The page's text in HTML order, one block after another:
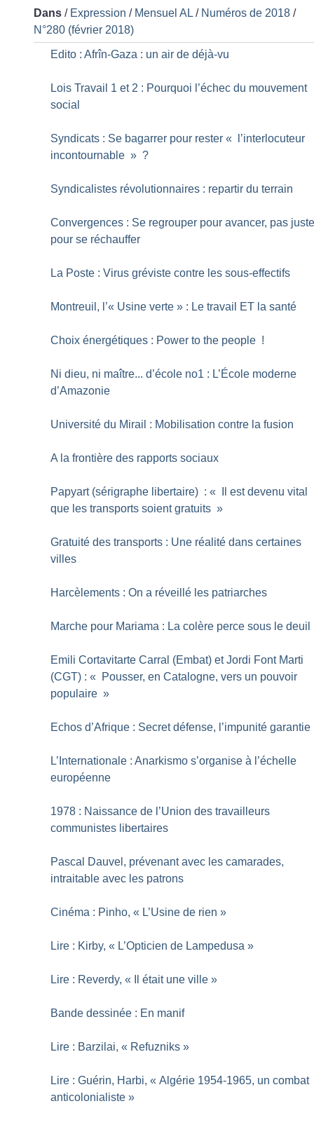
Dans / Expression / Mensuel AL / Numéros de 2018 /
N°280 (février 2018)
Edito : Afrîn-Gaza : un air de déjà-vu
Lois Travail 1 et 2 : Pourquoi l’échec du mouvement
social
Syndicats : Se bagarrer pour rester «
l’interlocuteur
incontournable » ?
Syndicalistes révolutionnaires : repartir du terrain
Convergences : Se regrouper pour avancer, pas
pour se réchauffer
La Poste : Virus gréviste contre les sous-effectifs
Montreuil, l’« Usine verte » : Le travail ET la santé
Choix énergétiques : Power to the people !
Ni dieu, ni maître... d’école no1 : L’École moderne
d’Amazonie
Université du Mirail : Mobilisation contre la fusion
A la frontière des rapports sociaux
Papyart (sérigraphe libertaire) : «
Il est devenu vital
que les transports soient gratuits »
Gratuité des transports : Une réalité dans certaines
villes
Harcèlements : On a réveillé les patriarches
Marche pour Mariama : La colère perce sous le deuil
Emili Cortavitarte Carral (Embat) et Jordi Font Marti
(CGT) : «
Pousser, en Catalogne, vers un pouvoir
populaire »
Echos d’Afrique : Secret défense, l’impunité garantie
L’Internationale : Anarkismo s’organise à l’échelle
européenne
1978 : Naissance de l’Union des travailleurs
communistes libertaires
Pascal Dauvel, prévenant avec les camarades,
intraitable avec les patrons
Cinéma : Pinho, « L’Usine de rien »
Lire : Kirby, « L’Opticien de Lampedusa »
Lire : Reverdy, « Il était une ville »
Bande dessinée : En manif
Lire : Barzilai, « Refuzniks »
Lire : Guérin, Harbi, « Algérie 1954-1965, un combat
anticolonialiste »